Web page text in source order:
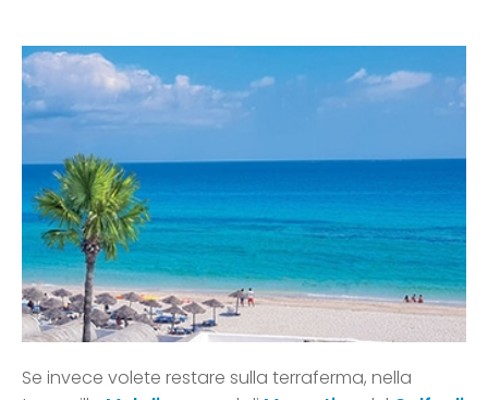
Se invece volete restare sulla terraferma, nella